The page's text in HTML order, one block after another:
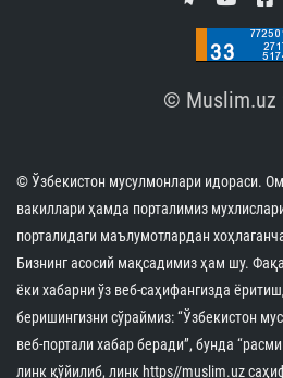
КУН ҲИКМАТИ
Имом Бухорий номидаги
институти ҳақида